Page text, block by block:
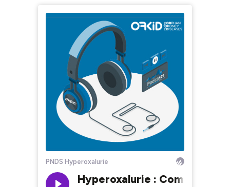
PNDS Hyperoxalurie
Hyperoxalurie :